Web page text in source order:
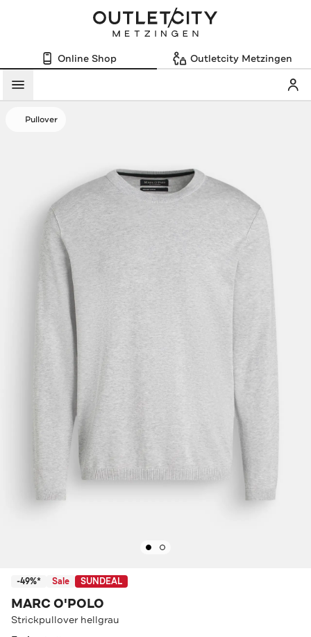
Online Shop Outletcity Metzingen
Menü
Pullover
-49%* Sale SUNDEAL
MARC O'POLO
Strickpullover hellgrau